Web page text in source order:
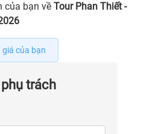
của bạn về Tour Phan Thiết -
giá của bạn
trách